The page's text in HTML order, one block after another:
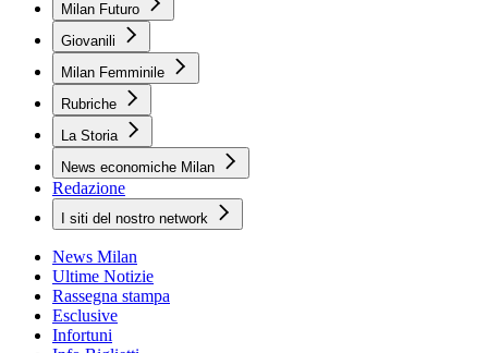
Milan Futuro
Giovanili
Milan Femminile
Rubriche
La Storia
News economiche Milan
Redazione
I siti del nostro network
News Milan
Ultime Notizie
Rassegna stampa
Esclusive
Infortuni